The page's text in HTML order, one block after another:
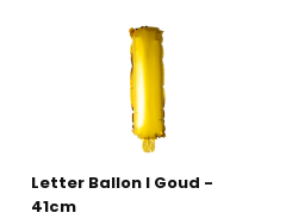
Letter Ballon I Goud -
41cm